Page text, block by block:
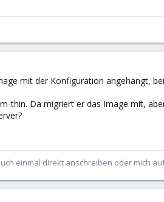
mit der Konfiguration angehängt,
thin. Da migriert er das Image mit,
einmal direkt anschreiben oder mich